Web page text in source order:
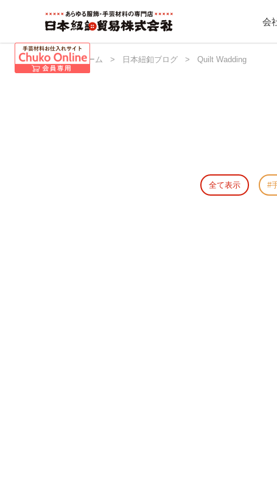
会
日本紐釦 ホーム > 日本紐釦ブログ > Quilt Wadding
全て表示